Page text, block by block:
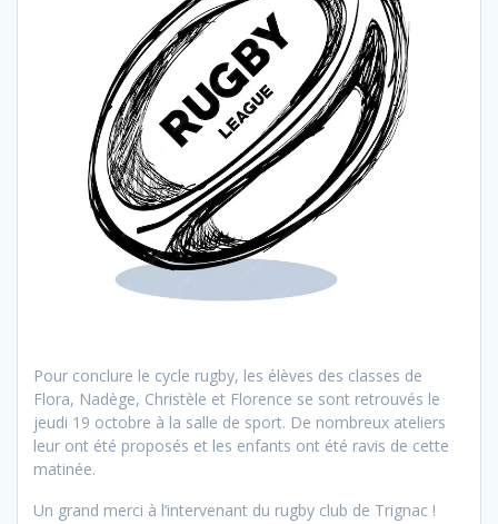
Pour conclure le cycle rugby, les élèves des classes de
Flora, Nadège, Christèle et Florence se sont retrouvés le
jeudi 19 octobre à la salle de sport. De nombreux ateliers
leur ont été proposés et les enfants ont été ravis de cette
matinée.
Un grand merci à l’intervenant du rugby club de Trignac !